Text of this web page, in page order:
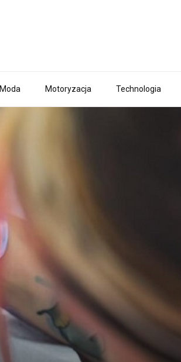
Moda Motoryzacja Technologia